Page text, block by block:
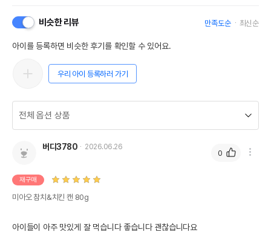
비슷한 리뷰 만족도순 최신순
아이를 등록하면 비슷한 후기를 확인할 수 있어요.
우리 아이 등록하러 가기
버디3780 2026.06.26
재구매
미아오 참치&치킨 캔 80g
아이들이 아주 맛있게 잘 먹습니다 좋습니다 괜찮습니다요
0